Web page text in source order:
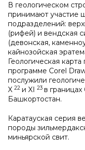
В геологическом
принимают участие
подразделений:
(рифей) и вендская
(девонская,
кайнозойская
Геологическая
программе Corel
послужили
X 22 и XI 23 в
Башкортостан.
Каратауская серия
породы
миньярской свит.